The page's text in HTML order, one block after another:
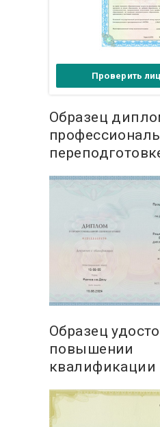
Проверить
Образец
Образец
повышении
квалификации